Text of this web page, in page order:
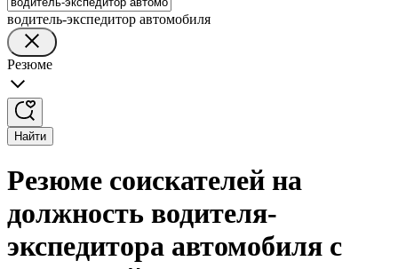
водитель-экспедитор автомобиля
Резюме
Найти
Резюме соискателей на
должность водителя-
экспедитора автомобиля с